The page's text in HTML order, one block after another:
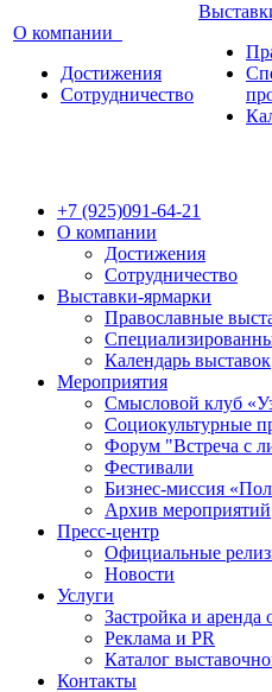
О компании
Достижения
Сотрудничество
+7 (925)091-64-21
О компании
Достижения
Сотрудничество
Выставки-ярмарки
Православные
Календарь выставок
Мероприятия
Смысловой клуб
Социокультурные
Форум "Встреча с
Фестивали
Бизнес-миссия
Архив мероприятий
Пресс-центр
Официальные
Новости
Услуги
Застройка и аренда
Реклама и PR
Каталог
Контакты